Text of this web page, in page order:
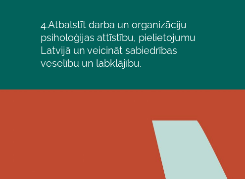
4.Atbalstīt darba un organizāciju
psiholoģijas attīstību, pielietojumu
Latvijā un veicināt sabiedrības
veselību un labklājību.